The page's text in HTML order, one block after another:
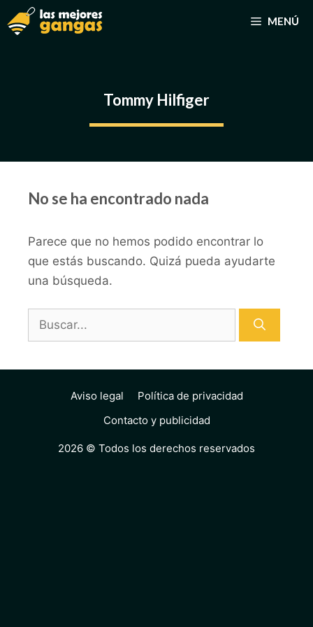
Saltar
al
MENÚ
Tommy Hilfiger
No se ha encontrado nada
Parece que no hemos podido encontrar lo
que estás buscando. Quizá pueda ayudarte
una búsqueda.
Buscar:
Aviso legal
Política de privacidad
Contacto y publicidad
2026 © Todos los derechos reservados